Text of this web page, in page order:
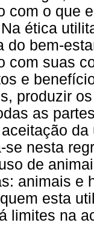
com o que
ética
do bem-
com suas
e
produzir
as
se nesta
de
animais e
esta
limites na